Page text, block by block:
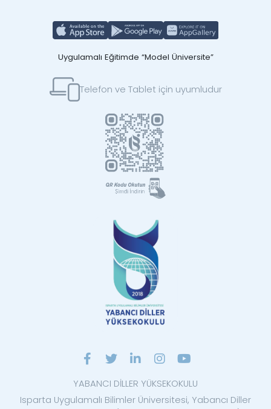
Uygulamalı Eğitimde “Model Üniversite”
Telefon ve Tablet için uyumludur
YABANCI DİLLER YÜKSEKOKULU
Isparta Uygulamalı Bilimler Üniversitesi, Yabancı Diller